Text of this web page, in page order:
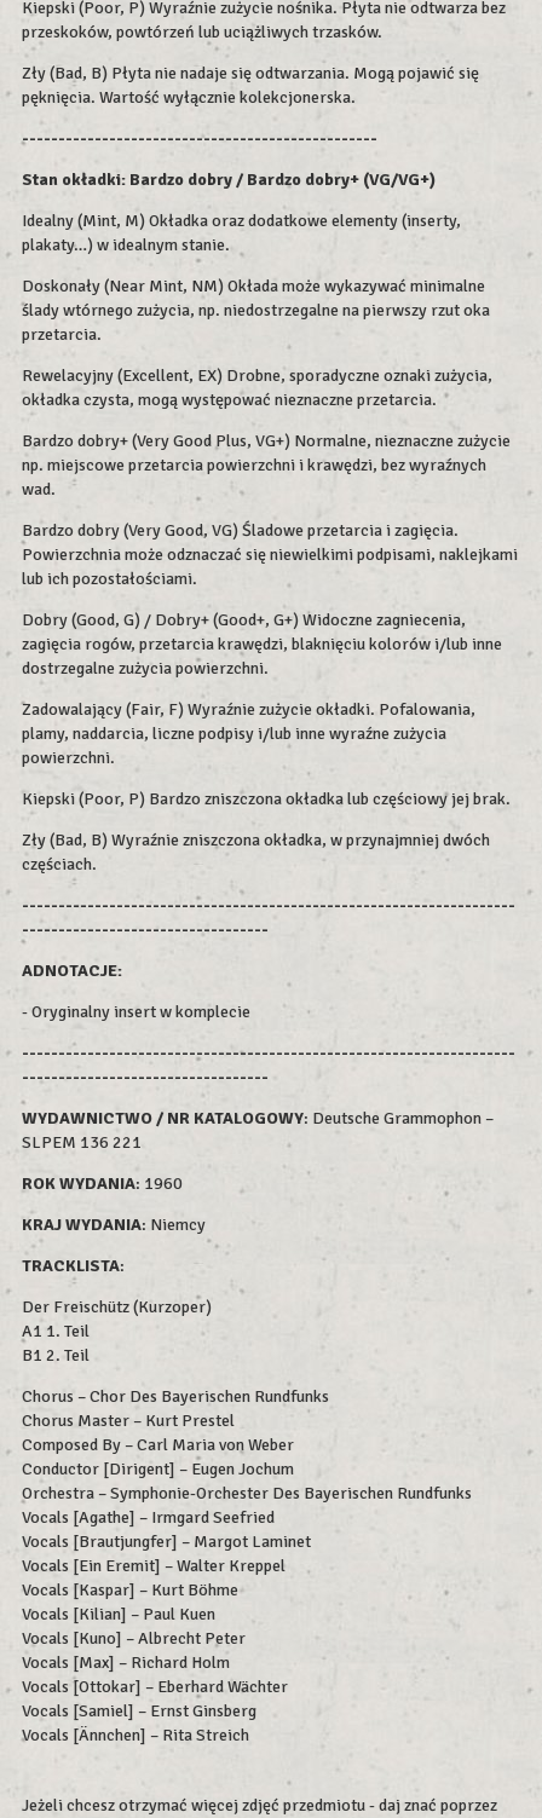
Kiepski (Poor, P) Wyraźnie zużycie nośnika. Płyta nie odtwarza bez
przeskoków, powtórzeń lub uciążliwych trzasków.
Zły (Bad, B) Płyta nie nadaje się odtwarzania. Mogą pojawić się
pęknięcia. Wartość wyłącznie kolekcjonerska.
-------------------------------------------------
Stan okładki: Bardzo dobry / Bardzo dobry+ (VG/VG+)
Idealny (Mint, M) Okładka oraz dodatkowe elementy (inserty,
plakaty…) w idealnym stanie.
Doskonały (Near Mint, NM) Okłada może wykazywać minimalne
ślady wtórnego zużycia, np. niedostrzegalne na pierwszy rzut oka
przetarcia.
Rewelacyjny (Excellent, EX) Drobne, sporadyczne oznaki zużycia,
okładka czysta, mogą występować nieznaczne przetarcia.
Bardzo dobry+ (Very Good Plus, VG+) Normalne, nieznaczne zużycie
np. miejscowe przetarcia powierzchni i krawędzi, bez wyraźnych
wad.
Bardzo dobry (Very Good, VG) Śladowe przetarcia i zagięcia.
Powierzchnia może odznaczać się niewielkimi podpisami, naklejkami
lub ich pozostałościami.
Dobry (Good, G) / Dobry+ (Good+, G+) Widoczne zagniecenia,
zagięcia rogów, przetarcia krawędzi, blaknięciu kolorów i/lub inne
dostrzegalne zużycia powierzchni.
Zadowalający (Fair, F) Wyraźnie zużycie okładki. Pofalowania,
plamy, naddarcia, liczne podpisy i/lub inne wyraźne zużycia
powierzchni.
Kiepski (Poor, P) Bardzo zniszczona okładka lub częściowy jej brak.
Zły (Bad, B) Wyraźnie zniszczona okładka, w przynajmniej dwóch
częściach.
--------------------------------------------------------------------
----------------------------------
ADNOTACJE:
- Oryginalny insert w komplecie
--------------------------------------------------------------------
----------------------------------
WYDAWNICTWO / NR KATALOGOWY: Deutsche Grammophon –
SLPEM 136 221
ROK WYDANIA: 1960
KRAJ WYDANIA: Niemcy
TRACKLISTA:
Der Freischütz (Kurzoper)
A1 1. Teil
B1 2. Teil
Chorus – Chor Des Bayerischen Rundfunks
Chorus Master – Kurt Prestel
Composed By – Carl Maria von Weber
Conductor [Dirigent] – Eugen Jochum
Orchestra – Symphonie-Orchester Des Bayerischen Rundfunks
Vocals [Agathe] – Irmgard Seefried
Vocals [Brautjungfer] – Margot Laminet
Vocals [Ein Eremit] – Walter Kreppel
Vocals [Kaspar] – Kurt Böhme
Vocals [Kilian] – Paul Kuen
Vocals [Kuno] – Albrecht Peter
Vocals [Max] – Richard Holm
Vocals [Ottokar] – Eberhard Wächter
Vocals [Samiel] – Ernst Ginsberg
Vocals [Ännchen] – Rita Streich
Jeżeli chcesz otrzymać więcej zdjęć przedmiotu - daj znać poprzez